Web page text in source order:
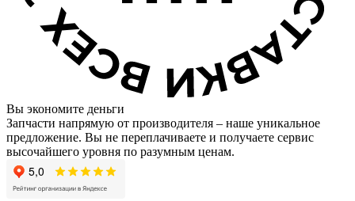
Вы экономите деньги
Запчасти напрямую от производителя – наше уникальное
предложение. Вы не переплачиваете и получаете сервис
высочайшего уровня по разумным ценам.